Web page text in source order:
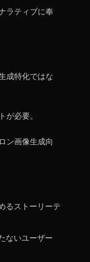
ラティブに奉
成特化ではな
が必要。
ン画像生成向
るストーリーテ
ないユーザー